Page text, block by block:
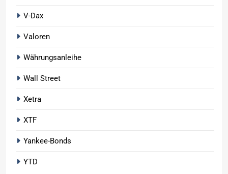
V-Dax
Valoren
Währungsanleihe
Wall Street
Xetra
XTF
Yankee-Bonds
YTD